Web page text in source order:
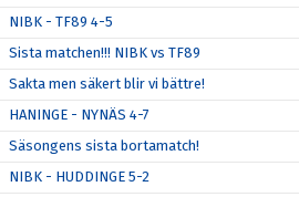
NIBK - TF89 4-5
Sista matchen!!! NIBK vs TF89
Sakta men säkert blir vi bättre!
HANINGE - NYNÄS 4-7
Säsongens sista bortamatch!
NIBK - HUDDINGE 5-2